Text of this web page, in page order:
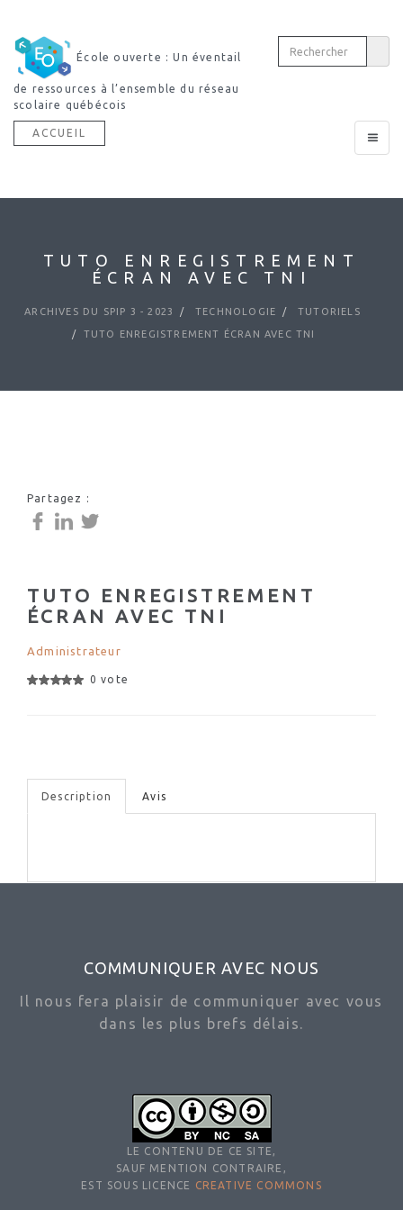
École ouverte : Un éventail
de ressources à l’ensemble du réseau
scolaire québécois
Toggle
ACCUEIL
TUTO ENREGISTREMENT
ÉCRAN AVEC TNI
ARCHIVES DU SPIP 3 - 2023 TECHNOLOGIE TUTORIELS
TUTO ENREGISTREMENT ÉCRAN AVEC TNI
Partagez :
TUTO ENREGISTREMENT
ÉCRAN AVEC TNI
Administrateur
0 vote
Description Avis
COMMUNIQUER AVEC NOUS
Il nous fera plaisir de communiquer avec vous
dans les plus brefs délais.
LE CONTENU DE CE SITE,
SAUF MENTION CONTRAIRE,
EST SOUS LICENCE
CREATIVE COMMONS